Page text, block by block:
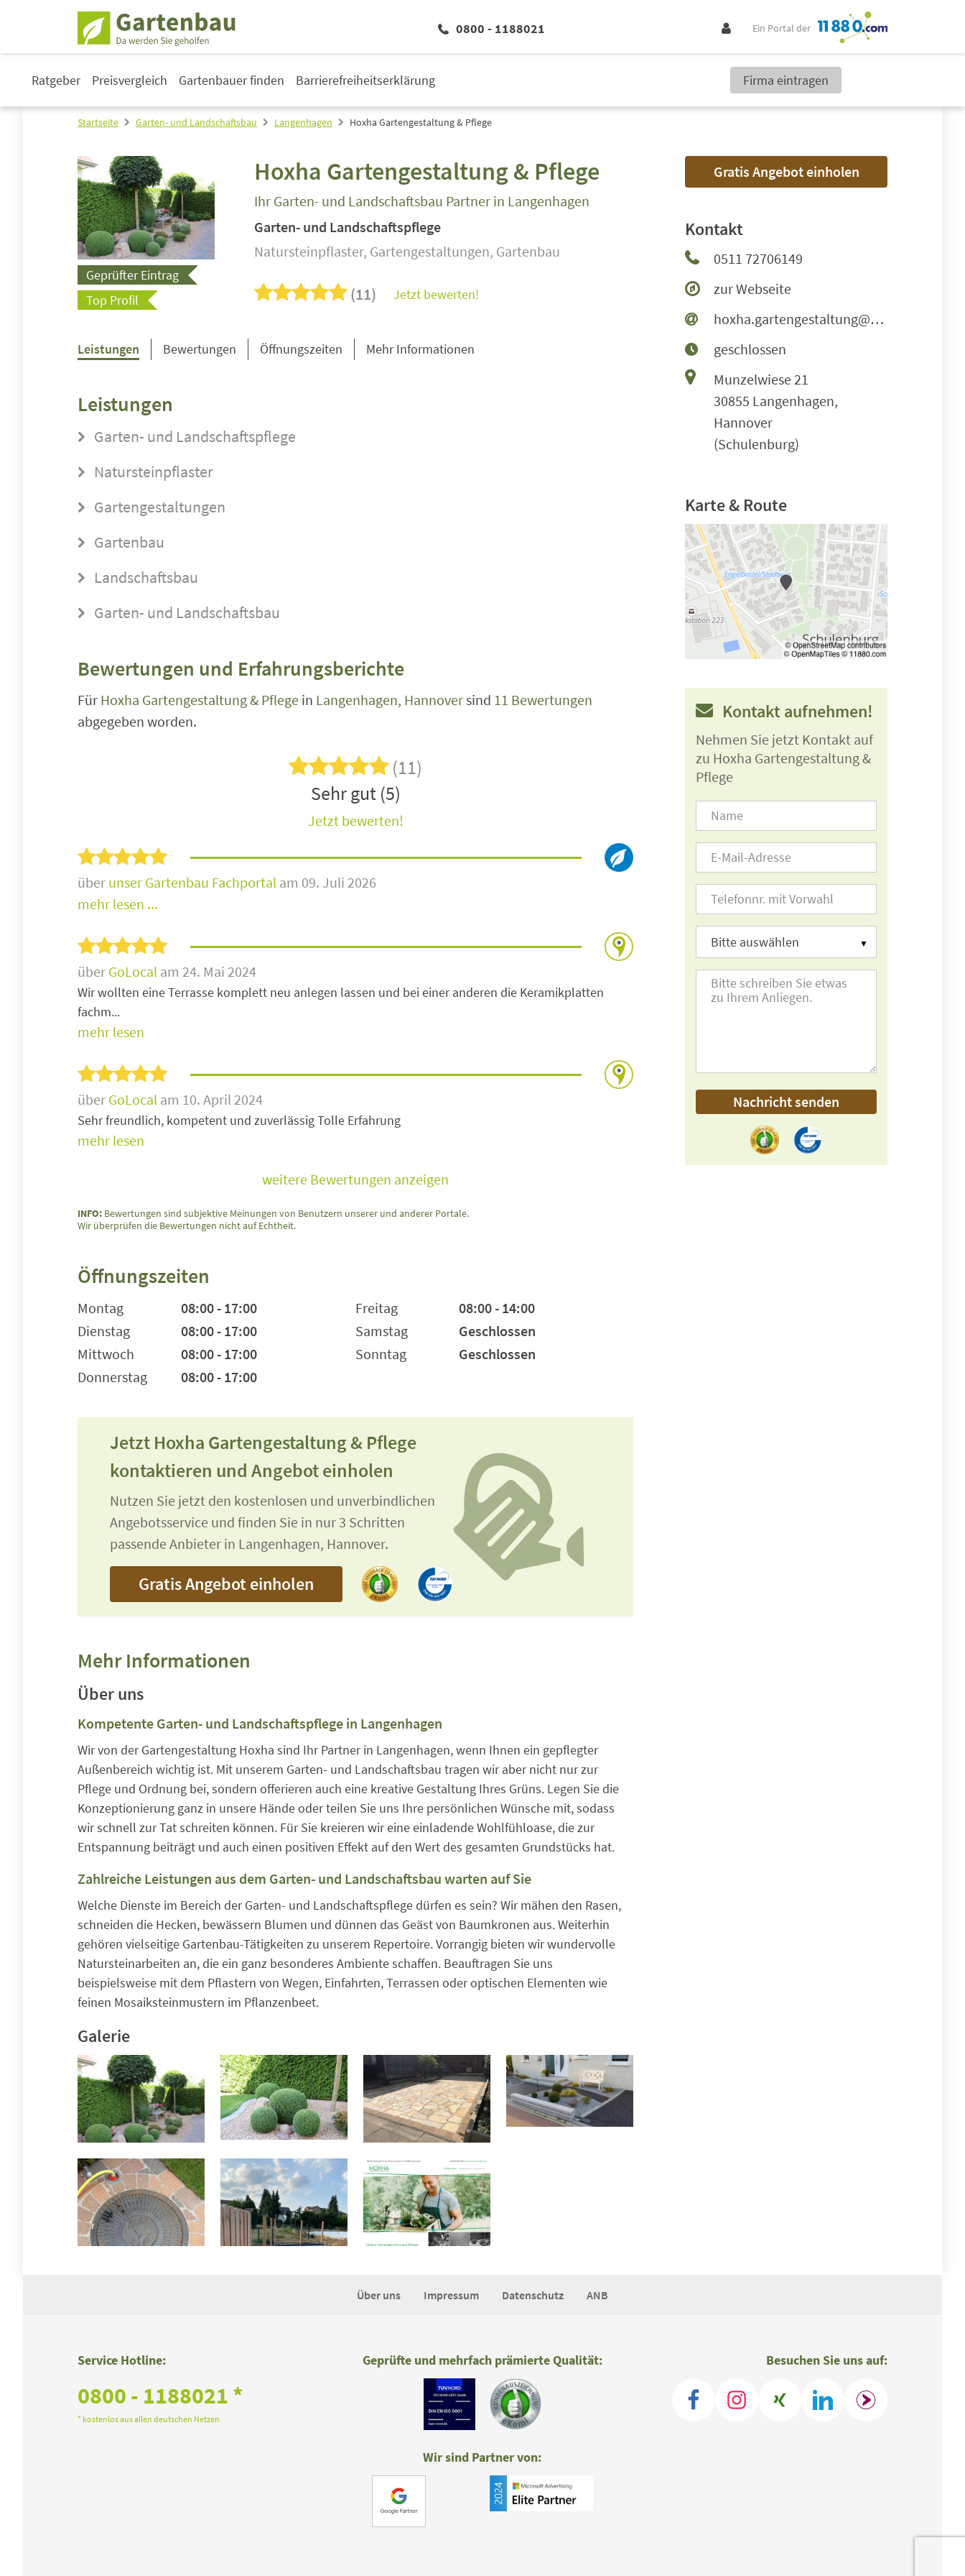
0800 - 1188021 Ein Portal der
Ratgeber Preisvergleich Gartenbauer finden Barrierefreiheitserklärung Firma eintragen
Startseite Garten- und Landschaftsbau Langenhagen Hoxha Gartengestaltung & Pflege
Hoxha Gartengestaltung & Pflege
Ihr Garten- und Landschaftsbau Partner in Langenhagen
Garten- und Landschaftspflege
Natursteinpflaster, Gartengestaltungen, Gartenbau
(11) Jetzt bewerten!
Geprüfter Eintrag
Top Profil
Leistungen Bewertungen Öffnungszeiten Mehr Informationen
Leistungen
Garten- und Landschaftspflege
Natursteinpflaster
Gartengestaltungen
Gartenbau
Landschaftsbau
Garten- und Landschaftsbau
Bewertungen und Erfahrungsberichte
Für Hoxha Gartengestaltung & Pflege in Langenhagen, Hannoversind 11 Bewertungen
abgegeben worden.
(11)
Sehr gut (5)
Jetzt bewerten!
über unser Gartenbau Fachportal am 09. Juli 2026
mehr lesen ...
über GoLocal am 24. Mai 2024
Wir wollten eine Terrasse komplett neu anlegen lassen und bei einer anderen die Keramikplatten
fachm...
mehr lesen
über GoLocal am 10. April 2024
Sehr freundlich, kompetent und zuverlässig Tolle Erfahrung
mehr lesen
weitere Bewertungen anzeigen
INFO: Bewertungen sind subjektive Meinungen von Benutzern unserer und anderer Portale.
Wir überprüfen die Bewertungen nicht auf Echtheit.
Öffnungszeiten
Montag
08:00 - 17:00
Dienstag
08:00 - 17:00
Mittwoch
08:00 - 17:00
Donnerstag
08:00 - 17:00
Freitag
08:00 - 14:00
Samstag
Geschlossen
Sonntag
Geschlossen
Jetzt Hoxha Gartengestaltung & Pflege
kontaktieren und Angebot einholen
Nutzen Sie jetzt den kostenlosen und unverbindlichen
Angebotsservice und finden Sie in nur 3 Schritten
passende Anbieter in Langenhagen, Hannover.
Gratis Angebot einholen
Mehr Informationen
Über uns
Kompetente Garten- und Landschaftspflege in Langenhagen
Wir von der Gartengestaltung Hoxha sind Ihr Partner in Langenhagen, wenn Ihnen ein gepflegter
Außenbereich wichtig ist. Mit unserem Garten- und Landschaftsbau tragen wir aber nicht nur zur
Pflege und Ordnung bei, sondern offerieren auch eine kreative Gestaltung Ihres Grüns. Legen Sie die
Konzeptionierung ganz in unsere Hände oder teilen Sie uns Ihre persönlichen Wünsche mit, sodass
wir schnell zur Tat schreiten können. Für Sie kreieren wir eine einladende Wohlfühloase, die zur
Entspannung beiträgt und auch einen positiven Effekt auf den Wert des gesamten Grundstücks hat.
Zahlreiche Leistungen aus dem Garten- und Landschaftsbau warten auf Sie
Welche Dienste im Bereich der Garten- und Landschaftspflege dürfen es sein? Wir mähen den Rasen,
schneiden die Hecken, bewässern Blumen und dünnen das Geäst von Baumkronen aus. Weiterhin
gehören vielseitige Gartenbau-Tätigkeiten zu unserem Repertoire. Vorrangig bieten wir wundervolle
Natursteinarbeiten an, die ein ganz besonderes Ambiente schaffen. Beauftragen Sie uns
beispielsweise mit dem Pflastern von Wegen, Einfahrten, Terrassen oder optischen Elementen wie
feinen Mosaiksteinmustern im Pflanzenbeet.
Galerie
Gratis Angebot einholen
Kontakt
0511 72706149
zur Webseite
hoxha.gartengestaltung@web.de
geschlossen
Munzelwiese 21
30855 Langenhagen,
Hannover
(Schulenburg)
Karte & Route
Kontakt aufnehmen!
Nehmen Sie jetzt Kontakt auf
zu Hoxha Gartengestaltung &
Pflege
Nachricht senden
Über uns Impressum Datenschutz ANB
Service Hotline:
0800 - 1188021 *
* kostenlos aus allen deutschen Netzen
Besuchen Sie uns auf:
Geprüfte und mehrfach prämierte Qualität:
Wir sind Partner von: